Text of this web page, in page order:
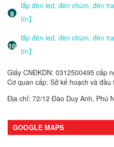
lắp đèn led, đèn chùm, đèn
tín】
lắp đèn led, đèn chùm, đèn
tín】
Giấy CNĐKDN: 0312500495 cấp
Cơ quan cấp: Sở kế hoạch và đầu
Địa chỉ: 72/12 Đào Duy Anh, Phú
GOOGLE MAPS